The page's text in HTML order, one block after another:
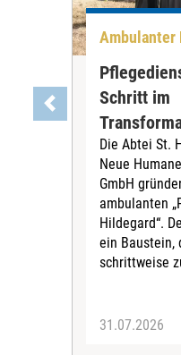
Ambulanter
Schritt im
Die Abtei St.
Neue
GmbH
ambulanten
Hildegard“.
ein Baustein,
schrittweise
31.07.2026